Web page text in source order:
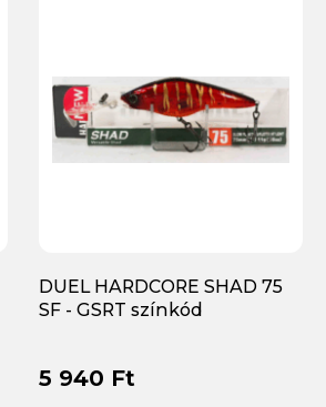
DUEL HARDCORE SHAD 75
SF - GSRT színkód
5 940 Ft